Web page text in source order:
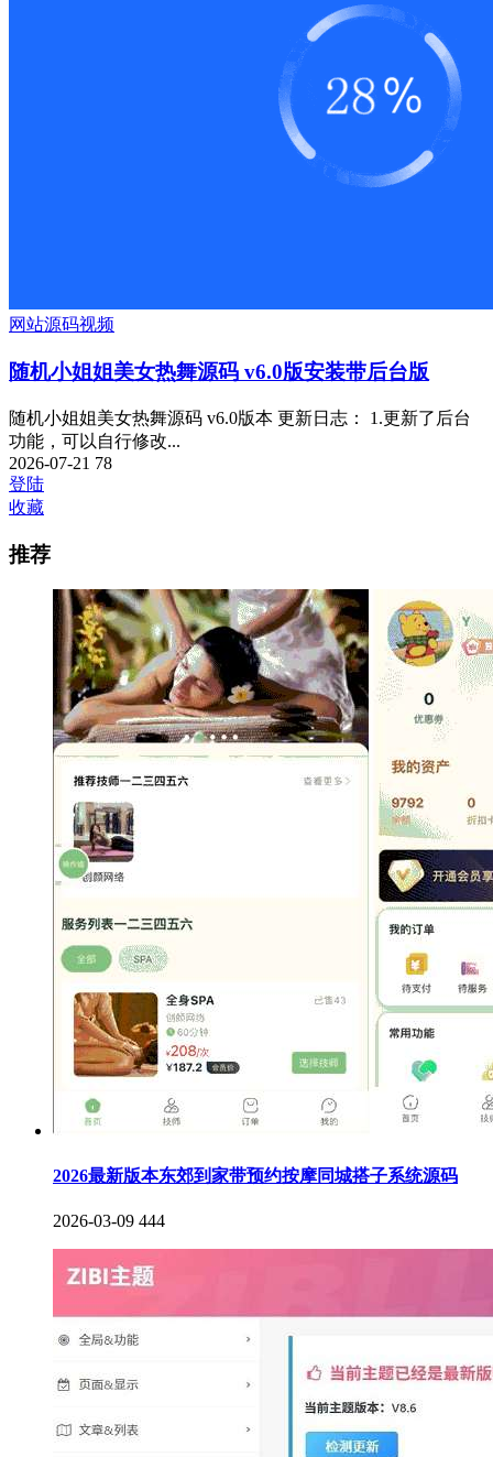
网站源码视频
随机小姐姐美女热舞源码 v6.0版安装带后台版
随机小姐姐美女热舞源码 v6.0版本 更新日志： 1.更新了后台
功能，可以自行修改...
2026-07-21 78
登陆
收藏
推荐
2026最新版本东郊到家带预约按摩同城搭子系统源码
2026-03-09 444